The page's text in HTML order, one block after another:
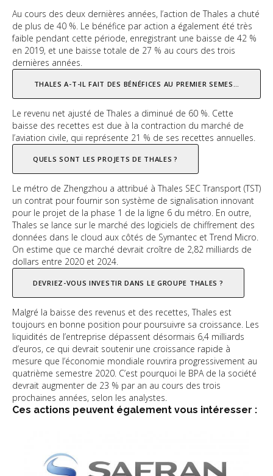
Au cours des deux dernières années, l’action de Thales a chuté
de plus de 40 %. Le bénéfice par action a également été très
faible pendant cette période, enregistrant une baisse de 42 %
en 2019, et une baisse totale de 27 % au cours des trois
dernières années.
THALES A-T-IL FAIT DES BÉNÉFICES AU PREMIER SEMESTRE 2020 ?
Le revenu net ajusté de Thales a diminué de 60 %. Cette
baisse des recettes est due à la contraction du marché de
l’aviation civile, qui représente 21 % de ses recettes annuelles.
QUELS SONT LES PROJETS DE THALES ?
Le métro de Zhengzhou a attribué à Thales SEC Transport (TST)
un contrat pour fournir son système de signalisation innovant
pour le projet de la phase 1 de la ligne 6 du métro. En outre,
Thales se lance sur le marché des logiciels de chiffrement des
données dans le cloud aux côtés de Symantec et Trend Micro.
On estime que ce marché devrait croître de 2,82 milliards de
dollars entre 2020 et 2024.
DEVRIEZ-VOUS INVESTIR DANS LE GROUPE THALES ?
Malgré la baisse des revenus et des recettes, Thales est
toujours en bonne position pour poursuivre sa croissance. Les
liquidités de l’entreprise dépassent désormais 6,4 milliards
d’euros, ce qui devrait soutenir une croissance rapide à
mesure que l’économie mondiale rouvrira progressivement au
quatrième semestre 2020. C’est pourquoi le BPA de la société
devrait augmenter de 23 % par an au cours des trois
prochaines années, selon les analystes.
Ces actions peuvent également vous intéresser :